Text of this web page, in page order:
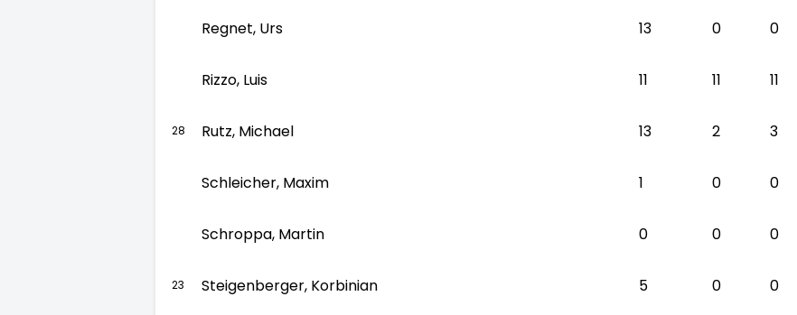
Regnet, Urs 13 0 0
Rizzo, Luis 11 11 11
28 Rutz, Michael 13 2 3
Schleicher, Maxim 1 0 0
Schroppa, Martin 0 0 0
23 Steigenberger, Korbinian 5 0 0